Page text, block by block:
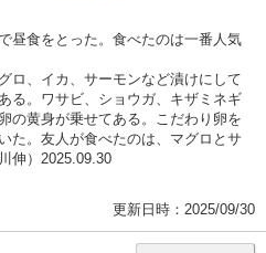
昼食をとった。食べたのは一番人気
ロ、イカ、サーモンなど漬けにして
る。ワサビ、ショウガ、キザミネギ
の黄身が乗せてある。こだわり卵を
た。友人が食べたのは、マグロとサ
伸）2025.09.30
更新日時：2025/09/30